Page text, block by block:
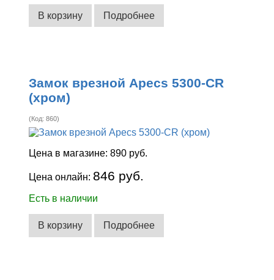
В корзину Подробнее
Замок врезной Apecs 5300-CR
(хром)
(Код:860)
Цена в магазине:890 руб.
Цена онлайн: 846 руб.
Есть в наличии
В корзину Подробнее